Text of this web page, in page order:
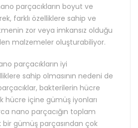
parçacıkların boyut ve
farklı özelliklere sahip ve
zor veya imkansız olduğu
malzemeler oluşturabiliyor.
parçacıkların iyi
sahip olmasının nedeni de
bakterilerin hücre
hücre içine gümüş iyonları
nano parçacığın toplam
bir gümüş parçasından çok